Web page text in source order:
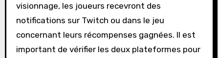
visionnage, les joueurs recevront des
notifications sur Twitch ou dans le jeu
concernant leurs récompenses gagnées. Il est
important de vérifier les deux plateformes pour